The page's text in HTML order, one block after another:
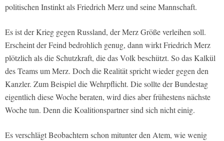
politischen Instinkt als Friedrich Merz und seine Mannschaft.
Es ist der Krieg gegen Russland, der Merz Größe verleihen soll.
Erscheint der Feind bedrohlich genug, dann wirkt Friedrich Merz
plötzlich als die Schutzkraft, die das Volk beschützt. So das Kalkül
des Teams um Merz. Doch die Realität spricht wieder gegen den
Kanzler. Zum Beispiel die Wehrpflicht. Die sollte der Bundestag
eigentlich diese Woche beraten, wird dies aber frühestens nächste
Woche tun. Denn die Koalitionspartner sind sich nicht einig.
Es verschlägt Beobachtern schon mitunter den Atem, wie wenig